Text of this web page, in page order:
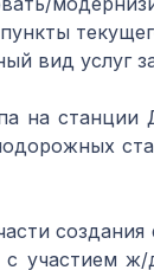
вид услуг
на
участием